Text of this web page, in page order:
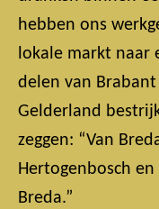
hebben ons
lokale markt naar
delen van
Gelderland
zeggen: “Van
Hertogenbosch
Breda.”